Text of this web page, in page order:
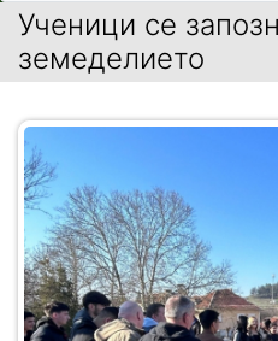
Ученици се
земеделието